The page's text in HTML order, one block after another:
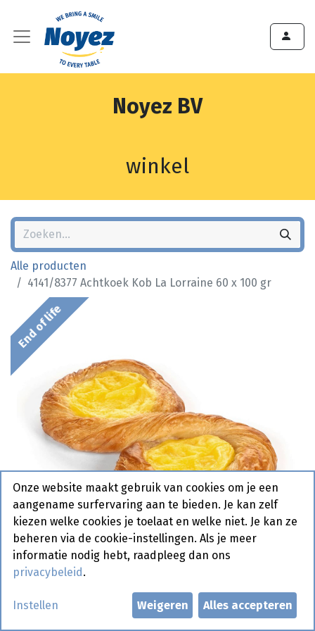
Noyez BV
winkel
Alle producten
4141/8377 Achtkoek Kob La Lorraine 60 x 100 gr
End of life
4141/8377 Achtkoek Kob La
Onze website maakt gebruik van cookies om je een
aangename surfervaring aan te bieden. Je kan zelf
kiezen welke cookies je toelaat en welke niet. Je kan ze
beheren via de cookie-instellingen. Als je meer
informatie nodig hebt, raadpleeg dan ons
privacybeleid .
Instellen Weigeren Alles accepteren